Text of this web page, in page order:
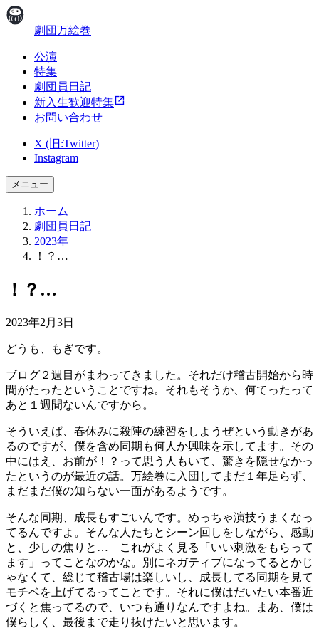
劇団万絵巻
公演
特集
劇団員日記
新入生歓迎特集
お問い合わせ
X (旧:Twitter)
Instagram
メニュー
ホーム
劇団員日記
2023年
！？…
！？…
2023年2月3日
どうも、もぎです。
ブログ２週目がまわってきました。それだけ稽古開始から時
間がたったということですね。それもそうか、何てったって
あと１週間ないんですから。
そういえば、春休みに殺陣の練習をしようぜという動きがあ
るのですが、僕を含め同期も何人か興味を示してます。その
中にはえ、お前が！？って思う人もいて、驚きを隠せなかっ
たというのが最近の話。万絵巻に入団してまだ１年足らず、
まだまだ僕の知らない一面があるようです。
そんな同期、成長もすごいんです。めっちゃ演技うまくなっ
てるんですよ。そんな人たちとシーン回しをしながら、感動
と、少しの焦りと… これがよく見る「いい刺激をもらって
ます」ってことなのかな。別にネガティブになってるとかじ
ゃなくて、総じて稽古場は楽しいし、成長してる同期を見て
モチベを上げてるってことです。それに僕はだいたい本番近
づくと焦ってるので、いつも通りなんですよね。まあ、僕は
僕らしく、最後まで走り抜けたいと思います。